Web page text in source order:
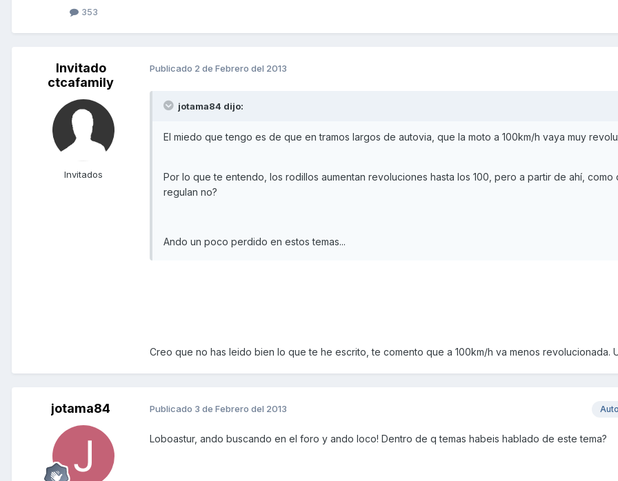
353
Invitado
ctcafamily
Invitados
Publicado 2 de Febrero del 2013
jotama84 dijo:
El miedo que tengo es de que en tramos largos de autovia, que la moto a 100km/h vaya muy
Por lo que te entendo, los rodillos aumentan revoluciones hasta los 100, pero a partir de ahí, como
regulan no?
Ando un poco perdido en estos temas...
Creo que no has leido bien lo que te he escrito, te comento que a 100km/h va menos revolucionada.
jotama84 Publicado 3 de Febrero del 2013
Loboastur, ando buscando en el foro y ando loco! Dentro de q temas habeis hablado de este tema?